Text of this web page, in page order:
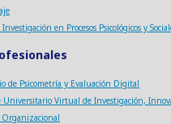
en Procesos Psicológicos y
de Psicometría y Evaluación Digital
Universitario Virtual de Investigación,
Organizacional